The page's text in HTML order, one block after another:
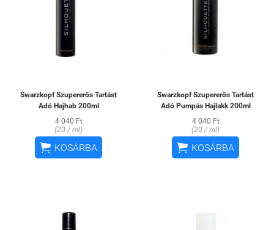
Swarzkopf Szupererős Tartást
Adó Hajhab 200ml
4 040 Ft
(20 / ml)
 KOSÁRBA
Swarzkopf Szupererős Tartást
Adó Pumpás Hajlakk 200ml
4 040 Ft
(20 / ml)
 KOSÁRBA